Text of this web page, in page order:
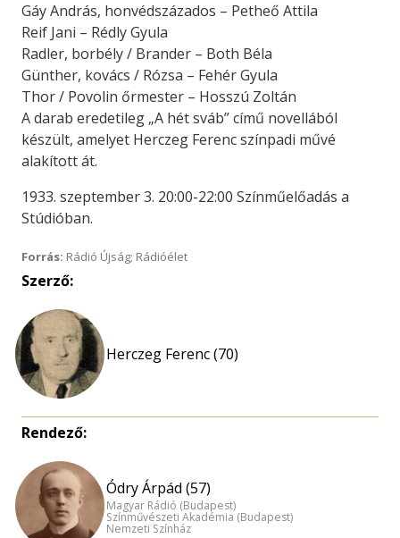
Gáy András, honvédszázados – Petheő Attila
Reif Jani – Rédly Gyula
Radler, borbély / Brander – Both Béla
Günther, kovács / Rózsa – Fehér Gyula
Thor / Povolin őrmester – Hosszú Zoltán
A darab eredetileg „A hét sváb” című novellából
készült, amelyet Herczeg Ferenc színpadi művé
alakított át.
1933. szeptember 3. 20:00-22:00 Színműelőadás a
Stúdióban.
Forrás: Rádió Újság; Rádióélet
Szerző:
Herczeg Ferenc (70)
Rendező:
Ódry Árpád (57)
Magyar Rádió (Budapest)
Színművészeti Akadémia (Budapest)
Nemzeti Színház